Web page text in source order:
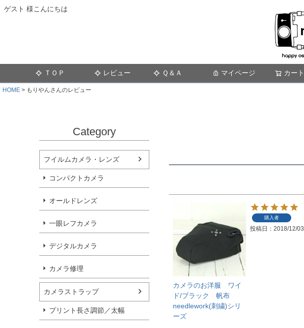
ゲスト 様こんにちは
ＴＯＰ レビュー Ｑ＆Ａ マイページ カート
HOME もりやんさんのレビュー
Category
フイルムカメラ・レンズ
コンパクトカメラ
オールドレンズ
一眼レフカメラ
デジタルカメラ
カメラ修理
カメラストラップ
プリント長さ調節／太幅
カメラのお洋服 ワイ
ド/ブラック 帆布
needlework(刺繍)シリ
ーズ
購入者
投稿日 2018/12/03